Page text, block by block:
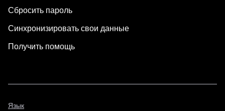
Сбросить пароль
Синхронизировать свои данные
Получить помощь
Язык